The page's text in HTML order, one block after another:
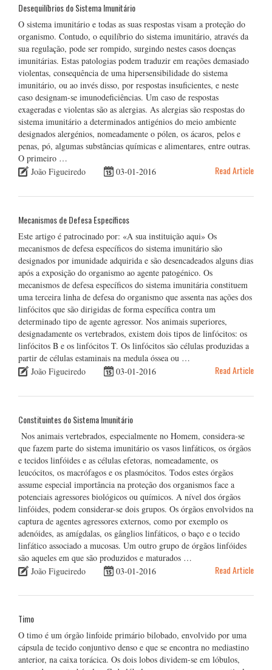
Desequilíbrios do Sistema Imunitário
O sistema imunitário e todas as suas respostas visam a proteção do
organismo. Contudo, o equilíbrio do sistema imunitário, através da
sua regulação, pode ser rompido, surgindo nestes casos doenças
imunitárias. Estas patologias podem traduzir em reações demasiado
violentas, consequência de uma hipersensibilidade do sistema
imunitário, ou ao invés disso, por respostas insuficientes, e neste
caso designam-se imunodeficiências. Um caso de respostas
exageradas e violentas são as alergias. As alergias são respostas do
sistema imunitário a determinados antigénios do meio ambiente
designados alergénios, nomeadamente o pólen, os ácaros, pelos e
penas, pó, algumas substâncias químicas e alimentares, entre outras.
O primeiro …
João Figueiredo
03-01-2016 Read Article
Mecanismos de Defesa Específicos
Este artigo é patrocinado por: «A sua instituição aqui» Os
mecanismos de defesa específicos do sistema imunitário são
designados por imunidade adquirida e são desencadeados alguns dias
após a exposição do organismo ao agente patogénico. Os
mecanismos de defesa específicos do sistema imunitária constituem
uma terceira linha de defesa do organismo que assenta nas ações dos
linfócitos que são dirigidas de forma específica contra um
determinado tipo de agente agressor. Nos animais superiores,
designadamente os vertebrados, existem dois tipos de linfócitos: os
linfócitos B e os linfócitos T. Os linfócitos são células produzidas a
partir de células estaminais na medula óssea ou …
João Figueiredo
03-01-2016 Read Article
Constituintes do Sistema Imunitário
Nos animais vertebrados, especialmente no Homem, considera-se
que fazem parte do sistema imunitário os vasos linfáticos, os órgãos
e tecidos linfóides e as células efetoras, nomeadamente, os
leucócitos, os macrófagos e os plasmócitos. Todos estes órgãos
assume especial importância na proteção dos organismos face a
potenciais agressores biológicos ou químicos. A nível dos órgãos
linfóides, podem considerar-se dois grupos. Os órgãos envolvidos na
captura de agentes agressores externos, como por exemplo os
adenóides, as amígdalas, os gânglios linfáticos, o baço e o tecido
linfático associado a mucosas. Um outro grupo de órgãos linfóides
são aqueles em que são produzidos e maturados …
João Figueiredo
03-01-2016 Read Article
Timo
O timo é um órgão linfoide primário bilobado, envolvido por uma
cápsula de tecido conjuntivo denso e que se encontra no mediastino
anterior, na caixa torácica. Os dois lobos dividem-se em lóbulos,